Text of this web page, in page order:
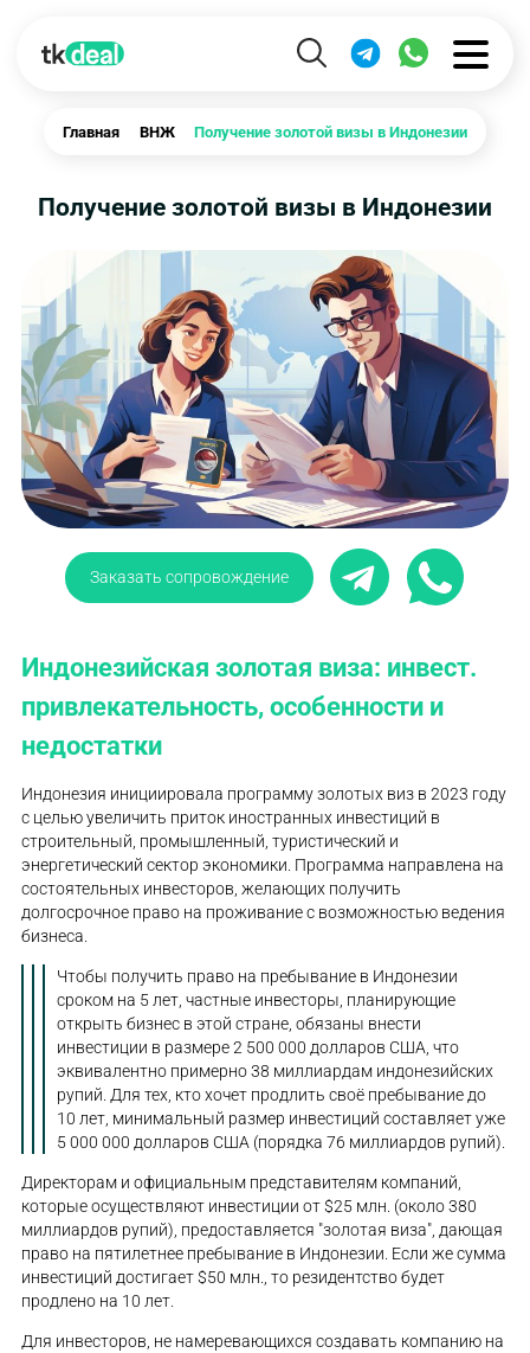
Главная ВНЖ Получение золотой визы в Индонезии
Получение золотой визы в Индонезии
Заказать сопровождение
Индонезийская золотая виза: инвест.
привлекательность, особенности и
недостатки
Индонезия инициировала программу золотых виз в 2023 году
с целью увеличить приток иностранных инвестиций в
строительный, промышленный, туристический и
энергетический сектор экономики. Программа направлена на
состоятельных инвесторов, желающих получить
долгосрочное право на проживание с возможностью ведения
бизнеса.
Чтобы получить право на пребывание в Индонезии
сроком на 5 лет, частные инвесторы, планирующие
открыть бизнес в этой стране, обязаны внести
инвестиции в размере 2 500 000 долларов США, что
эквивалентно примерно 38 миллиардам индонезийских
рупий. Для тех, кто хочет продлить своё пребывание до
10 лет, минимальный размер инвестиций составляет уже
5 000 000 долларов США (порядка 76 миллиардов рупий).
Директорам и официальным представителям компаний,
которые осуществляют инвестиции от $25 млн. (около 380
миллиардов рупий), предоставляется "золотая виза", дающая
право на пятилетнее пребывание в Индонезии. Если же сумма
инвестиций достигает $50 млн., то резидентство будет
продлено на 10 лет.
Для инвесторов, не намеревающихся создавать компанию на